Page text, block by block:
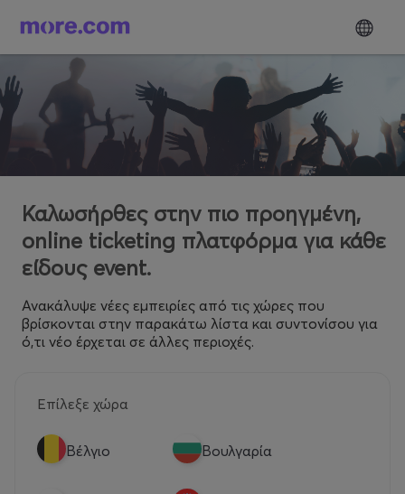
Καλωσήρθες στην πιο προηγμένη,
online ticketing πλατφόρμα για κάθε
είδους event.
Ανακάλυψε νέες εμπειρίες από τις χώρες που
βρίσκονται στην παρακάτω λίστα και συντονίσου για
ό,τι νέο έρχεται σε άλλες περιοχές.
Επίλεξε χώρα
Βέλγιο Βουλγαρία